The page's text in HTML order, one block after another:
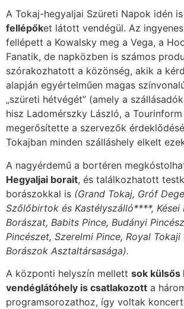
A Tokaj-hegyaljai Szüreti Napok idén is
fellépőket látott vendégül. Az
fellépett a Kowalsky meg a Vega, a
Fanatik, de napközben is számos
szórakozhatott a közönség, akik a
alapján egyértelműen magas
„szüreti hétvégét” (amely a
hisz Ladomérszky László, a
megerősítette a szervezők
Tokajban minden szálláshely elkelt
A nagyérdemű a bortéren
Hegyaljai borait, és találkozhatott
borászokkal is (Grand Tokaj, Gróf
Szőlőbirtok és Kastélyszálló****, Kései
Borászat, Babits Pince, Budányi
Pincészet, Szerelmi Pince, Royal Tokaji
Borászok Asztaltársasága).
A központi helyszín mellett sok külsős
vendéglátóhely is csatlakozott a
programsorozathoz, így voltak